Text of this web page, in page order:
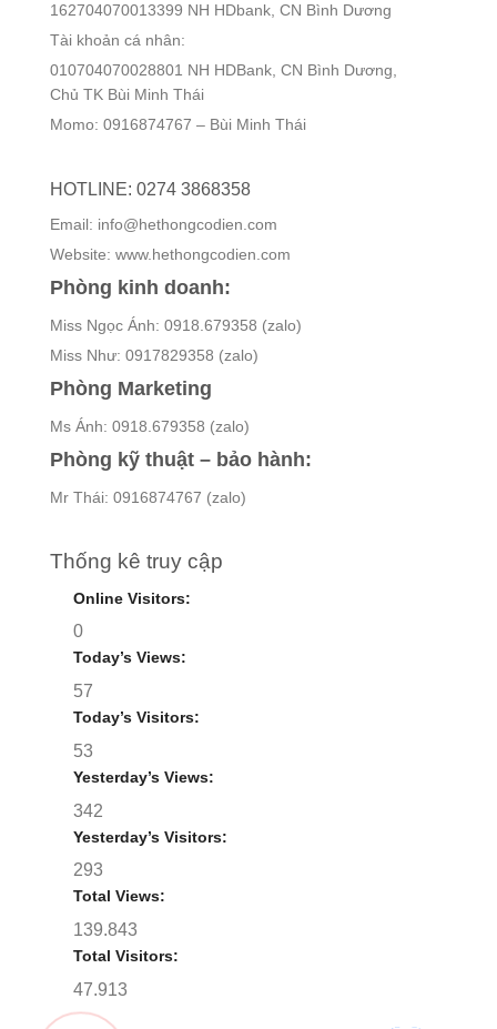
162704070013399 NH HDbank, CN Bình Dương
Tài khoản cá nhân:
010704070028801 NH HDBank, CN Bình Dương,
Chủ TK Bùi Minh Thái
Momo: 0916874767 – Bùi Minh Thái
HOTLINE: 0274 3868358
Email: info@hethongcodien.com
Website: www.hethongcodien.com
Phòng kinh doanh:
Miss Ngọc Ánh: 0918.679358 (zalo)
Miss Như: 0917829358 (zalo)
Phòng Marketing
Ms Ánh: 0918.679358 (zalo)
Phòng kỹ thuật – bảo hành:
Mr Thái: 0916874767 (zalo)
Thống kê truy cập
Online Visitors:
0
Today’s Views:
57
Today’s Visitors:
53
Yesterday’s Views:
342
Yesterday’s Visitors:
293
Total Views:
139.843
Total Visitors:
47.913